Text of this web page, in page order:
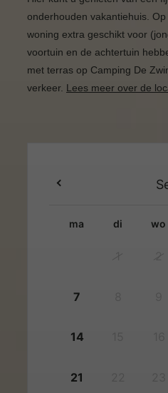
onderhouden vakantiehuis.
woning extra geschikt voor
voortuin en de achtertuin
met terras op Camping De
verkeer. Lees meer over de
ma di wo
7
14
21